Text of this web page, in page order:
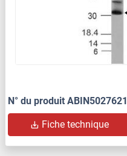
N° du produit ABIN5027621
Fiche technique